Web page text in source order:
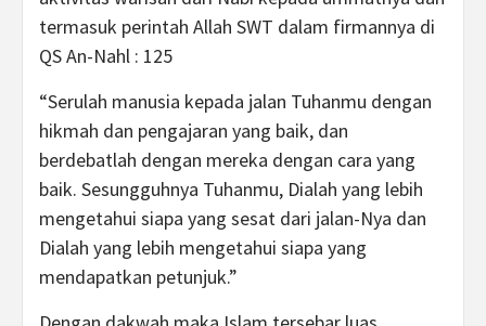
termasuk perintah Allah SWT dalam firmannya di
QS An-Nahl : 125
“Serulah manusia kepada jalan Tuhanmu dengan
hikmah dan pengajaran yang baik, dan
berdebatlah dengan mereka dengan cara yang
baik. Sesungguhnya Tuhanmu, Dialah yang lebih
mengetahui siapa yang sesat dari jalan-Nya dan
Dialah yang lebih mengetahui siapa yang
mendapatkan petunjuk.”